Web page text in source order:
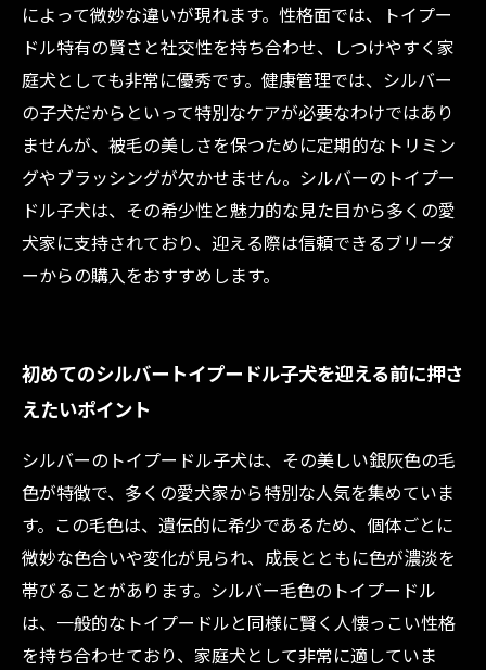
によって微妙な違いが現れます。性格面では、トイプー
ドル特有の賢さと社交性を持ち合わせ、しつけやすく家
庭犬としても非常に優秀です。健康管理では、シルバー
の子犬だからといって特別なケアが必要なわけではあり
ませんが、被毛の美しさを保つために定期的なトリミン
グやブラッシングが欠かせません。シルバーのトイプー
ドル子犬は、その希少性と魅力的な見た目から多くの愛
犬家に支持されており、迎える際は信頼できるブリーダ
ーからの購入をおすすめします。
初めてのシルバートイプードル子犬を迎える前に押さ
えたいポイント
シルバーのトイプードル子犬は、その美しい銀灰色の毛
色が特徴で、多くの愛犬家から特別な人気を集めていま
す。この毛色は、遺伝的に希少であるため、個体ごとに
微妙な色合いや変化が見られ、成長とともに色が濃淡を
帯びることがあります。シルバー毛色のトイプードル
は、一般的なトイプードルと同様に賢く人懐っこい性格
を持ち合わせており、家庭犬として非常に適していま